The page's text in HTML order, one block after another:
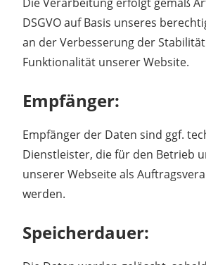
DSGVO auf Basis unseres
an der Verbesserung der
Funktionalität unserer Website.
Empfänger:
Empfänger der Daten sind ggf.
Dienstleister, die für den Betrieb
unserer Webseite als
werden.
Speicherdauer: